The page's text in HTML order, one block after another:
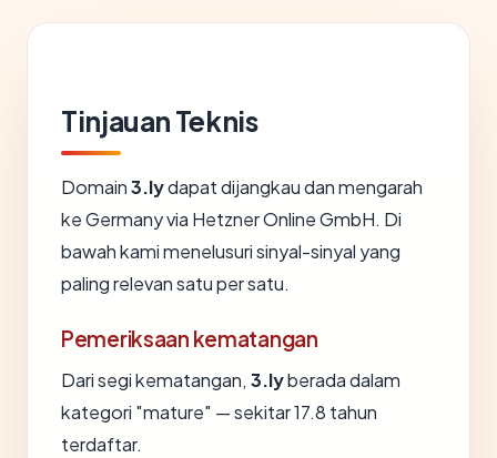
Tinjauan Teknis
Domain3.lydapat dijangkau dan mengarah
ke Germany via Hetzner Online GmbH. Di
bawah kami menelusuri sinyal-sinyal yang
paling relevan satu per satu.
Pemeriksaan kematangan
Dari segi kematangan, 3.lyberada dalam
kategori "mature" — sekitar 17.8 tahun
terdaftar.